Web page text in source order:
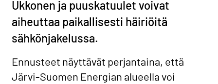
Ukkonen ja puuskatuulet voivat
aiheuttaa paikallisesti häiriöitä
sähkönjakelussa.
Ennusteet näyttävät perjantaina, että
Järvi-Suomen Energian alueella voi